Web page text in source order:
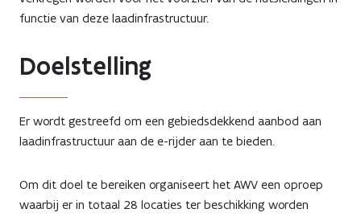
Park
Rides
oproep
tot
kandidaatstelling
functie van deze laadinfrastructuur.
Doelstelling
Er wordt gestreefd om een gebiedsdekkend aanbod aan
laadinfrastructuur aan de e-rijder aan te bieden.
Om dit doel te bereiken organiseert het AWV een oproep
waarbij er in totaal 28 locaties ter beschikking worden